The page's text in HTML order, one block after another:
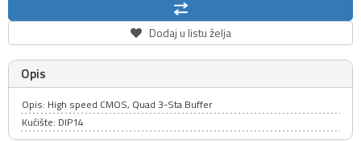
Dodaj u listu želja
Opis
Opis: High speed CMOS, Quad 3-Sta Buffer
Kućište: DIP14